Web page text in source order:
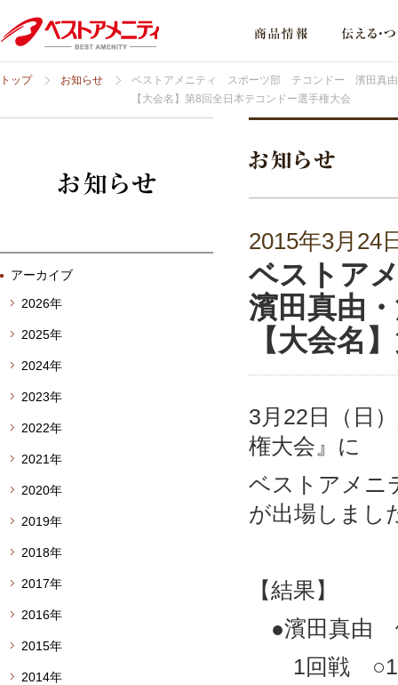
トップ お知らせ
ベストアメニティ スポーツ部 テコンドー 濱田真
【大会名】第8回全日本テコンドー選手権大会
2015年3月24
ベストア
濱田真由
【大会名
3月22日（日
権大会』に
ベストアメニ
が出場しまし
【結果】
●濱田真由
1回戦 ○13-
アーカイブ
2026年
2025年
2024年
2023年
2022年
2021年
2020年
2019年
2018年
2017年
2016年
2015年
2014年